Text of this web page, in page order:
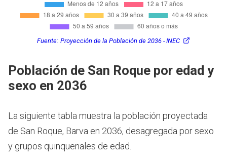
Fuente: Proyección de la Población de 2036 - INEC
Población de San Roque por edad y
sexo en 2036
La siguiente tabla muestra la población proyectada
de San Roque, Barva en 2036, desagregada por sexo
y grupos quinquenales de edad.